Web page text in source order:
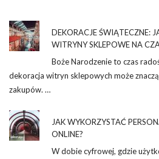
DEKORACJE ŚWIĄTECZNE:
WITRYNY SKLEPOWE NA
Boże Narodzenie to czas
dekoracja witryn sklepowych może
zakupów. …
JAK WYKORZYSTAĆ
ONLINE?
W dobie cyfrowej, gdzie